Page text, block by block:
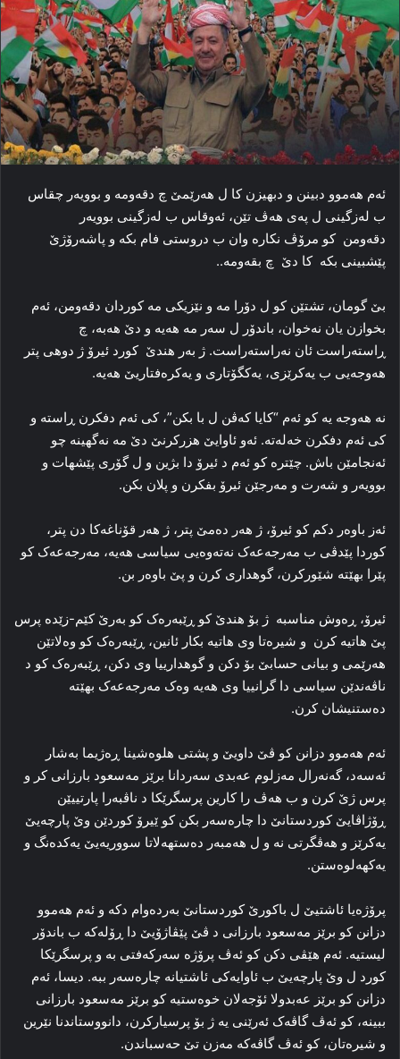
ئه‌م هه‌موو دبینن و دبهیزن کا ل هه‌رێمێ چ دقه‌ومه‌ و بوویه‌ر چقاس
ب لەزگینی ل په‌ی هه‌ڤ تێن، ئه‌وقاس ب لەزگینی بوویەر
دقەومن کو مرۆڤ نکاره‌ وان ب دروستی فام بکه‌ و پاشه‌رۆژێ
پێشبینی بکه کا دێ چ بقەومە.‌.
بێ گومان، تشتێن کو ل دۆرا مه و نێزیکی مە‌ کوردان دقه‌ومن، ئەم
بخوازن یان نەخوان، باندۆر ل سەر مه‌ هەیە و دێ هەبە، چ
ڕاسته‌راست ئان نه‌راسته‌راست. ژ به‌ر هندێ کورد ئیرۆ ژ دوهی پتر
هه‌وجه‌یی ب یەکرێزی، یەکگۆتاری و یەکرەفتاریێ هەیە.
نه‌ هه‌وجه‌ یه‌ کو ئه‌م “کایا که‌ڤن ل با بکن”، کی ئه‌م دفکرن ڕاسته‌ و
کی ئه‌م دفکرن خه‌له‌ته‌. ئه‌و ئاوایێ هزرکرنێ دێ مه‌ نه‌گهینه‌ چو
ئه‌نجامێن باش. چێتره‌ کو ئه‌م د ئیرۆ دا بژین و ل گۆری پێشهات و
بوویه‌ر و شه‌رت و مه‌رجێن ئیرۆ بفکرن و پلان بکن.
ئه‌ز باوه‌ر دکم کو ئیرۆ، ژ هه‌ر ده‌مێ پتر، ژ هه‌ر قۆناغه‌کا دن پتر،
کوردا پێدڤی ب مەرجەعەک نەتەوەیی سیاسی هەیە، مەرجەعەک کو
پێرا بهێتە شێورکرن، گوهداری کرن و پێ باوه‌ر بن.
ئیرۆ، ڕه‌وش مناسبە ژ بۆ هندێ کو ڕێبه‌ره‌ک کو بەرێ کێم-زێدە پرس
پێ هاتیە کرن و شیره‌تا وی هاتیه‌ بکار ئانین، ڕێبه‌ره‌ک کو وه‌لاتێن
هه‌رێمی و بیانی حسابێ بۆ دکن و گوهدارییا وی دکن، ڕێبه‌ره‌ک کو د
ناڤه‌ندێن سیاسی دا گرانییا وی هه‌یه‌ وەک مەرجەعەک بهێتە
دەستنیشان کرن.
ئه‌م هه‌موو دزانن کو ڤێ داویێ و پشتی هلوه‌شینا ڕه‌ژیما به‌شار
ئه‌سه‌د، گه‌نه‌رال مەزلوم عه‌بدی سه‌ردانا برێز مه‌سعود بارزانی کر و
پرس ژێ کرن و ب هه‌ڤ را کارین پرسگرێکا د ناڤبه‌را پارتییێن
ڕۆژاڤایێ کوردستانێ دا چاره‌سه‌ر بکن کو ێیرۆ کوردێن وێ پارچەیێ
یەکرێز و هەڤگرتی نە و ل هەمبەر دەستهەلاتا سووریەیێ یەکدەنگ و
یەکهەلوەستن.
پرۆژه‌یا ئاشتیێ ل باکورێ کوردستانێ به‌رده‌وام دکه‌ و ئه‌م هه‌موو
دزانن کو برێز مه‌سعود بارزانی د ڤێ پێڤاژۆیێ دا ڕۆله‌که‌ ب باندۆر
لیستیه‌. ئه‌م هێڤی دکن کو ئه‌ڤ پرۆژه‌ سه‌رکه‌فتی به‌ و پرسگرێکا
کورد ل وێ پارچەیێ ب ئاوایه‌کی ئاشتیانه‌ چاره‌سه‌ر ببه‌. دیسا، ئه‌م
دزانن کو برێز عەبدولا ئۆجەلان خوه‌ستیه‌ کو برێز مه‌سعود بارزانی
ببینە‌، کو ئه‌ڤ گاڤه‌ک ئه‌رێنی یه‌ ژ بۆ پرسیارکرن، دانووستاندنا نێرین
و شیره‌تان، کو ئه‌ڤ گاڤه‌که‌ مه‌زن تێ حه‌سباندن.